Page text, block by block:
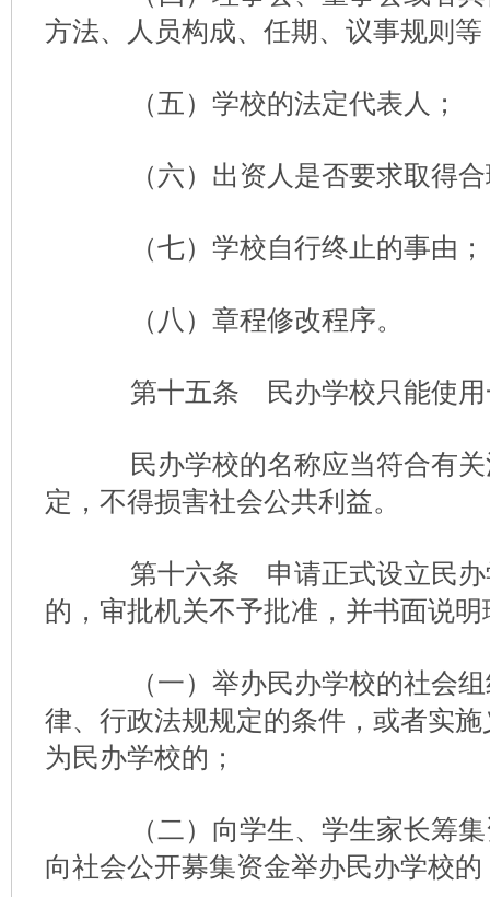
方法、人员构成、任期、议事规则等
（五）学校的法定代表人；
（六）出资人是否要求取得合
（七）学校自行终止的事由；
（八）章程修改程序。
第十五条 民办学校只能使用
民办学校的名称应当符合有关
定，不得损害社会公共利益。
第十六条 申请正式设立民办
的，审批机关不予批准，并书面说明
（一）举办民办学校的社会组
律、行政法规规定的条件，或者实
为民办学校的；
（二）向学生、学生家长筹集
向社会公开募集资金举办民办学校的